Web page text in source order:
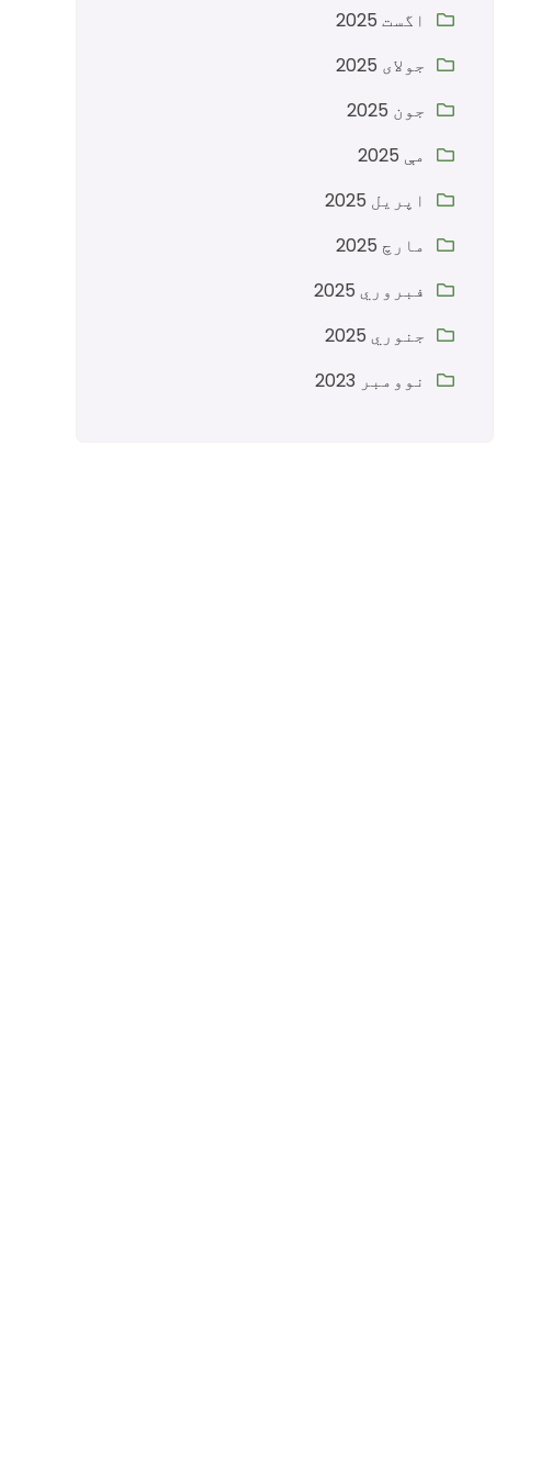
اگست 2025
جولای 2025
جون 2025
مې 2025
اپریل 2025
مارچ 2025
فبروري 2025
جنوري 2025
نوومبر 2023